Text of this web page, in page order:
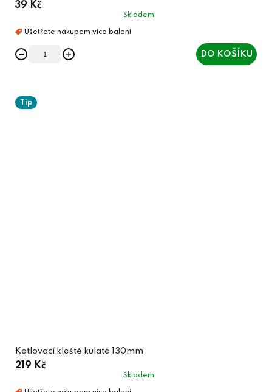
39 Kč
Skladem
DO KOŠÍKU
Tip
Ketlovací kleště kulaté 130mm
219 Kč
Skladem